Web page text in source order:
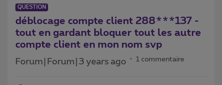
QUESTION
déblocage compte client 288***137 -
tout en gardant bloquer tout les autre
compte client en mon nom svp
Forum|Forum|3 years ago 1 commentaire